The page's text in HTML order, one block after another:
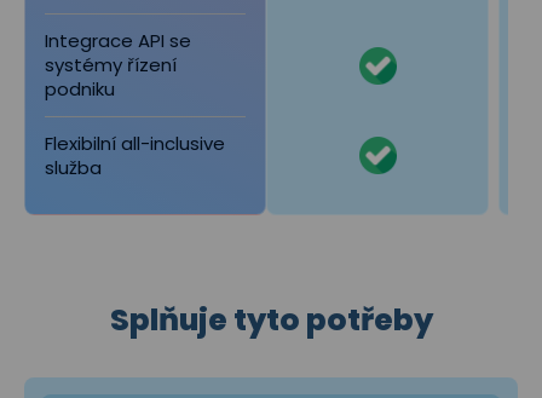
Integrace API se
systémy řízení
podniku
Flexibilní all-inclusive
služba
Splňuje tyto potřeby